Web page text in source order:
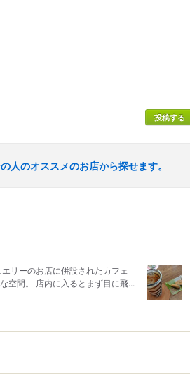
投稿する
人のオススメのお店から探せます。
リーのお店に併設されたカフェ
空間。 店内に入るとまず目に飛...